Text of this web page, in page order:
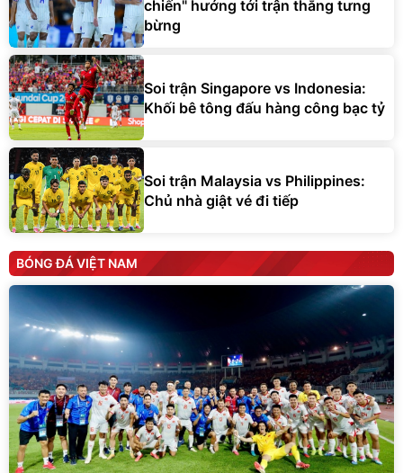
chiến" hướng tới trận thắng tưng
bừng
Soi trận Singapore vs Indonesia:
Khối bê tông đấu hàng công bạc tỷ
Soi trận Malaysia vs Philippines:
Chủ nhà giật vé đi tiếp
BÓNG ĐÁ VIỆT NAM